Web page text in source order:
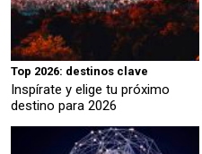
Top 2026: destinos clave
Inspírate y elige tu próximo
destino para 2026